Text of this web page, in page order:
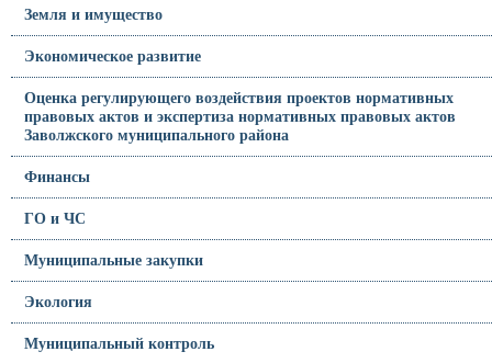
Земля и имущество
Экономическое развитие
Оценка регулирующего воздействия проектов нормативных
правовых актов и экспертиза нормативных правовых актов
Заволжского муниципального района
Финансы
ГО и ЧС
Муниципальные закупки
Экология
Муниципальный контроль